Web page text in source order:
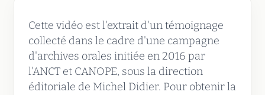
Cette vidéo est l'extrait d'un témoignage
collecté dans le cadre d'une campagne
d'archives orales initiée en 2016 par
l'ANCT et CANOPE, sous la direction
éditoriale de Michel Didier. Pour obtenir la